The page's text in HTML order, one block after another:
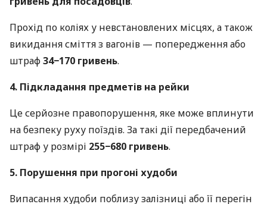
Прохід по коліях у невстановлених місцях, а також
викидання сміття з вагонів — попередження або
штраф34−170 гривень.
4. Підкладання предметів на рейки
Це серйозне правопорушення, яке може вплинути
на безпеку руху поїздів. За такі дії передбачений
штраф у розмірі 255−680 гривень.
5. Порушення при прогоні худоби
Випасання худоби поблизу залізниці або її перегін